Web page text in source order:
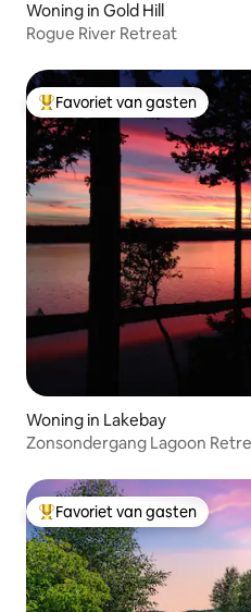
Woning in Gold Hill
Rogue River Retreat
Topfavoriet van gasten
Favoriet van gasten
Woning in Lakebay
Zonsondergang Lagoon
Topfavoriet van gasten
Favoriet van gasten